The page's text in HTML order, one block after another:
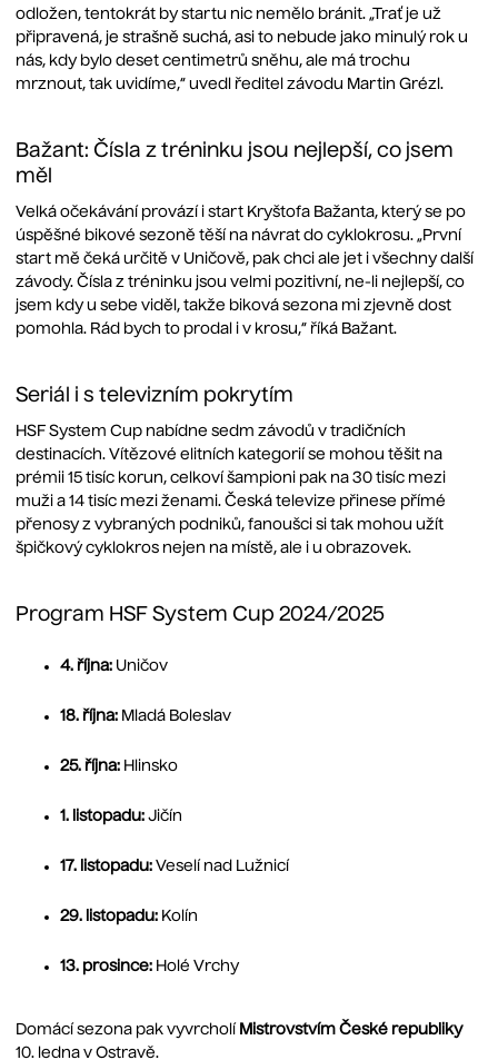
odložen, tentokrát by startu nic nemělo bránit. „Trať je už
připravená, je strašně suchá, asi to nebude jako minulý rok u
nás, kdy bylo deset centimetrů sněhu, ale má trochu
mrznout, tak uvidíme,“ uvedl ředitel závodu Martin Grézl.
Bažant: Čísla z tréninku jsou nejlepší, co jsem
měl
Velká očekávání provází i start Kryštofa Bažanta, který se po
úspěšné bikové sezoně těší na návrat do cyklokrosu. „První
start mě čeká určitě v Uničově, pak chci ale jet i všechny další
závody. Čísla z tréninku jsou velmi pozitivní, ne-li nejlepší, co
jsem kdy u sebe viděl, takže biková sezona mi zjevně dost
pomohla. Rád bych to prodal i v krosu,“ říká Bažant.
Seriál i s televizním pokrytím
HSF System Cup nabídne sedm závodů v tradičních
destinacích. Vítězové elitních kategorií se mohou těšit na
prémii 15 tisíc korun, celkoví šampioni pak na 30 tisíc mezi
muži a 14 tisíc mezi ženami. Česká televize přinese přímé
přenosy z vybraných podniků, fanoušci si tak mohou užít
špičkový cyklokros nejen na místě, ale i u obrazovek.
Program HSF System Cup 2024/2025
4. října: Uničov
18. října: Mladá Boleslav
25. října: Hlinsko
1. listopadu: Jičín
17. listopadu: Veselí nad Lužnicí
29. listopadu: Kolín
13. prosince: Holé Vrchy
Domácí sezona pak vyvrcholí Mistrovstvím České republiky
10. ledna v Ostravě.